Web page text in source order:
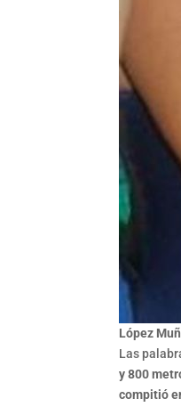
López
Las
y 800
compitió